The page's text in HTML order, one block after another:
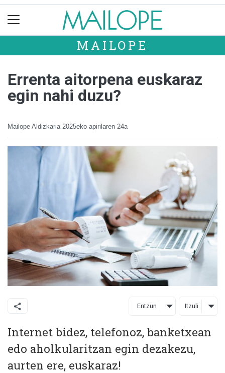
MAILOPE
Errenta aitorpena euskaraz
egin nahi duzu?
Mailope Aldizkaria 2025eko apirilaren 24a
Entzun Itzuli
Internet bidez, telefonoz, banketxean
edo aholkularitzan egin dezakezu,
aurten ere, euskaraz!